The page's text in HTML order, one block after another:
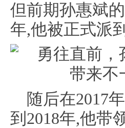
但前期孙惠斌
年,他被正式派
随后在2017
到2018年,他带